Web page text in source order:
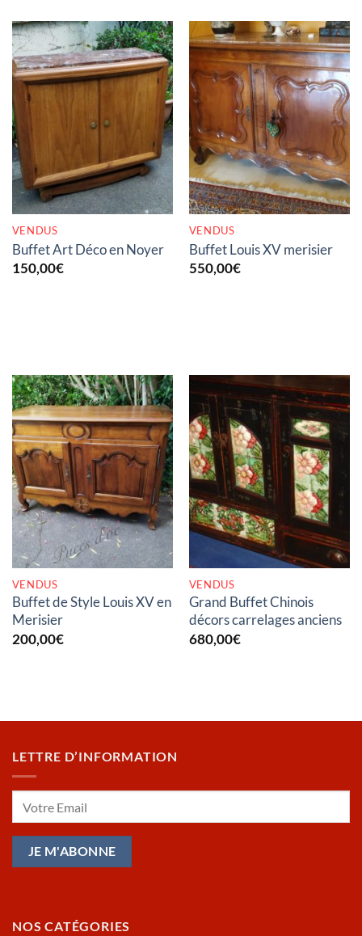
RUPTURE DE STOCK
VENDUS
Buffet Art Déco en Noyer
150,00€
RUPTURE DE STOCK
VENDUS
Buffet Louis XV merisier
550,00€
RUPTURE DE STOCK
VENDUS
Buffet de Style Louis XV en
Merisier
200,00€
RUPTURE DE STOCK
VENDUS
Grand Buffet Chinois
décors carrelages anciens
680,00€
LETTRE D’INFORMATION
NOS CATÉGORIES